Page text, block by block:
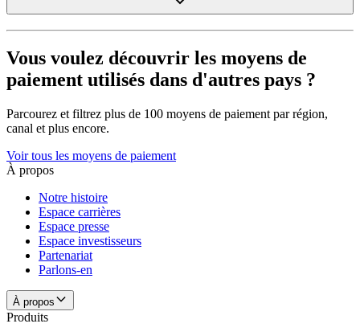
Vous voulez découvrir les moyens de
paiement utilisés dans d'autres pays ?
Parcourez et filtrez plus de 100 moyens de paiement par région,
canal et plus encore.
Voir tous les moyens de paiement
À propos
Notre histoire
Espace carrières
Espace presse
Espace investisseurs
Partenariat
Parlons-en
À propos
Produits